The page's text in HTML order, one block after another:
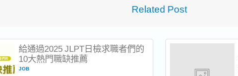
Related Post
給通過2025 JLPT日檢求職者們的
10大熱門職缺推薦
JOB